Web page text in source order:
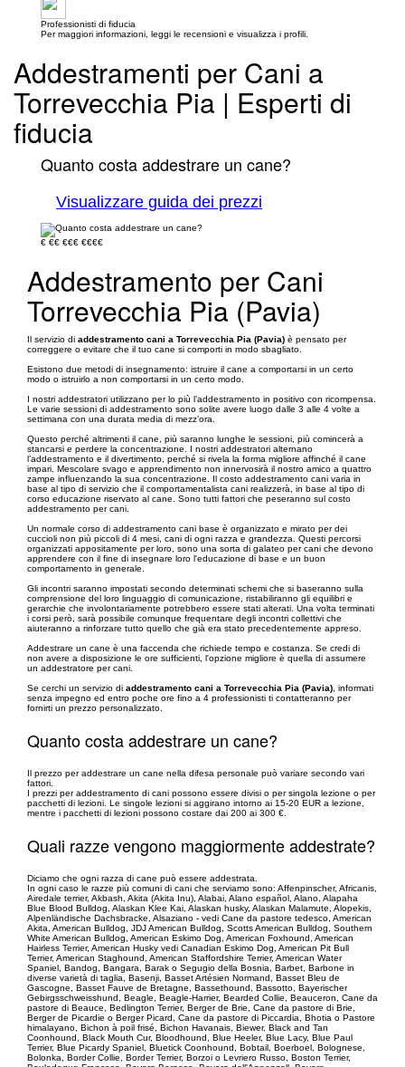
Professionisti di fiducia
Per maggiori informazioni, leggi le recensioni e visualizza i profili.
Addestramenti per Cani a
Torrevecchia Pia | Esperti di
fiducia
Quanto costa addestrare un cane?
Visualizzare guida dei prezzi
€ €€ €€€ €€€€
Addestramento per Cani
Torrevecchia Pia (Pavia)
Il servizio di addestramento cani a Torrevecchia Pia (Pavia) è pensato per
correggere o evitare che il tuo cane si comporti in modo sbagliato.
Esistono due metodi di insegnamento: istruire il cane a comportarsi in un certo
modo o istruirlo a non comportarsi in un certo modo.
I nostri addestratori utilizzano per lo più l’addestramento in positivo con ricompensa.
Le varie sessioni di addestramento sono solite avere luogo dalle 3 alle 4 volte a
settimana con una durata media di mezz’ora.
Questo perché altrimenti il cane, più saranno lunghe le sessioni, più comincerà a
stancarsi e perdere la concentrazione. I nostri addestratori alternano
l’addestramento e il divertimento, perché si rivela la forma migliore affinché il cane
impari. Mescolare svago e apprendimento non innervosirà il nostro amico a quattro
zampe influenzando la sua concentrazione. Il costo addestramento cani varia in
base al tipo di servizio che il comportamentalista cani realizzerà, in base al tipo di
corso educazione riservato al cane. Sono tutti fattori che peseranno sul costo
addestramento per cani.
Un normale corso di addestramento cani base è organizzato e mirato per dei
cuccioli non più piccoli di 4 mesi, cani di ogni razza e grandezza. Questi percorsi
organizzati appositamente per loro, sono una sorta di galateo per cani che devono
apprendere con il fine di insegnare loro l'educazione di base e un buon
comportamento in generale.
Gli incontri saranno impostati secondo determinati schemi che si baseranno sulla
comprensione del loro linguaggio di comunicazione, ristabiliranno gli equilibri e
gerarchie che involontariamente potrebbero essere stati alterati. Una volta terminati
i corsi però, sarà possibile comunque frequentare degli incontri collettivi che
aiuteranno a rinforzare tutto quello che già era stato precedentemente appreso.
Addestrare un cane è una faccenda che richiede tempo e costanza. Se credi di
non avere a disposizione le ore sufficienti, l'opzione migliore è quella di assumere
un addestratore per cani.
Se cerchi un servizio di addestramento cani a Torrevecchia Pia (Pavia) , informati
senza impegno ed entro poche ore fino a 4 professionisti ti contatteranno per
fornirti un prezzo personalizzato.
Quanto costa addestrare un cane?
Il prezzo per addestrare un cane nella difesa personale può variare secondo vari
fattori.
I prezzi per addestramento di cani possono essere divisi o per singola lezione o per
pacchetti di lezioni. Le singole lezioni si aggirano intorno ai 15-20 EUR a lezione,
mentre i pacchetti di lezioni possono costare dai 200 ai 300 €.
Quali razze vengono maggiormente addestrate?
Diciamo che ogni razza di cane può essere addestrata.
In ogni caso le razze più comuni di cani che serviamo sono: Affenpinscher, Africanis,
Airedale terrier, Akbash, Akita (Akita Inu), Alabai, Alano español, Alano, Alapaha
Blue Blood Bulldog, Alaskan Klee Kai, Alaskan husky, Alaskan Malamute, Alopekis,
Alpenländische Dachsbracke, Alsaziano - vedi Cane da pastore tedesco, American
Akita, American Bulldog, JDJ American Bulldog, Scotts American Bulldog, Southern
White American Bulldog, American Eskimo Dog, American Foxhound, American
Hairless Terrier, American Husky vedi Canadian Eskimo Dog, American Pit Bull
Terrier, American Staghound, American Staffordshire Terrier, American Water
Spaniel, Bandog, Bangara, Barak o Segugio della Bosnia, Barbet, Barbone in
diverse varietà di taglia, Basenji, Basset Artésien Normand, Basset Bleu de
Gascogne, Basset Fauve de Bretagne, Bassethound, Bassotto, Bayerischer
Gebirgsschweisshund, Beagle, Beagle-Harrier, Bearded Collie, Beauceron, Cane da
pastore di Beauce, Bedlington Terrier, Berger de Brie, Cane da pastore di Brie,
Berger de Picardie o Berger Picard, Cane da pastore di Piccardia, Bhotia o Pastore
himalayano, Bichon à poil frisé, Bichon Havanais, Biewer, Black and Tan
Coonhound, Black Mouth Cur, Bloodhound, Blue Heeler, Blue Lacy, Blue Paul
Terrier, Blue Picardy Spaniel, Bluetick Coonhound, Bobtail, Boerboel, Bolognese,
Bolonka, Border Collie, Border Terrier, Borzoi o Levriero Russo, Boston Terrier,